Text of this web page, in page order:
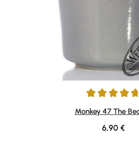
Durchschnittliche Bewertung von
Monkey 47 The
Regulärer
6,90 €